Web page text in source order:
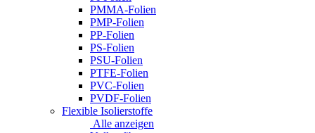
PMMA-Folien
PMP-Folien
PP-Folien
PS-Folien
PSU-Folien
PTFE-Folien
PVC-Folien
PVDF-Folien
Flexible Isolierstoffe
Alle anzeigen